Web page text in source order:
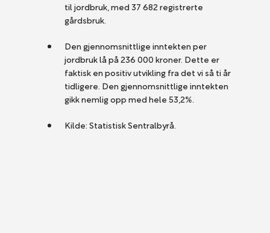
til jordbruk, med 37 682 registrerte
gårdsbruk.
Den gjennomsnittlige inntekten per
jordbruk lå på 236 000 kroner. Dette er
faktisk en positiv utvikling fra det vi så ti år
tidligere. Den gjennomsnittlige inntekten
gikk nemlig opp med hele 53,2%.
Kilde: Statistisk Sentralbyrå.